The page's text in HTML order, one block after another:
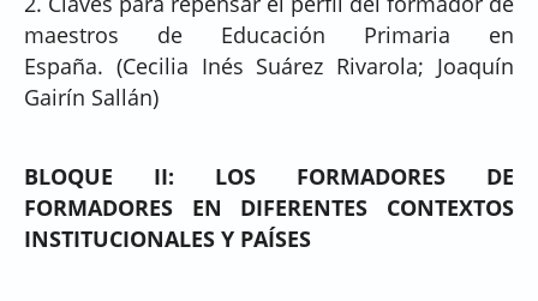
maestros de Educación Primaria en
España. (Cecilia Inés Suárez Rivarola; Joaquín
Gairín Sallán)
BLOQUE II: LOS FORMADORES DE
FORMADORES EN DIFERENTES CONTEXTOS
INSTITUCIONALES Y PAÍSES